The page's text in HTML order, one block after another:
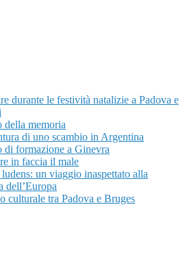
durante le festività natalizie a Padova e
della memoria
di uno scambio in Argentina
di formazione a Ginevra
in faccia il male
un viaggio inaspettato alla
dell’Europa
culturale tra Padova e Bruges